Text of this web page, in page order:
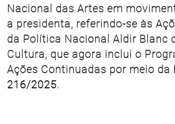
Nacional das Artes em
a presidenta, referindo-se às
da Política Nacional Aldir Blanc
Cultura, que agora inclui o
Ações Continuadas por meio da
216/2025.